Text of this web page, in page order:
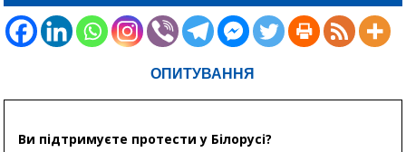
ОПИТУВАННЯ
Ви підтримуєте протести у Білорусі?